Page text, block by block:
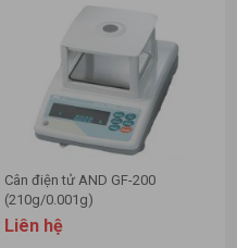
Cân điện tử AND GF-200
(210g/0.001g)
Liên hệ